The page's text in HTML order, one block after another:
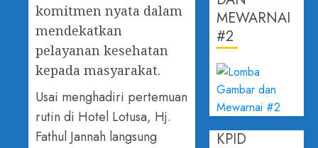
komitmen nyata dalam
mendekatkan
pelayanan kesehatan
kepada masyarakat.
Usai menghadiri pertemuan
rutin di Hotel Lotusa, Hj.
Fathul Jannah langsung
MEWARNAI
#2
KPID